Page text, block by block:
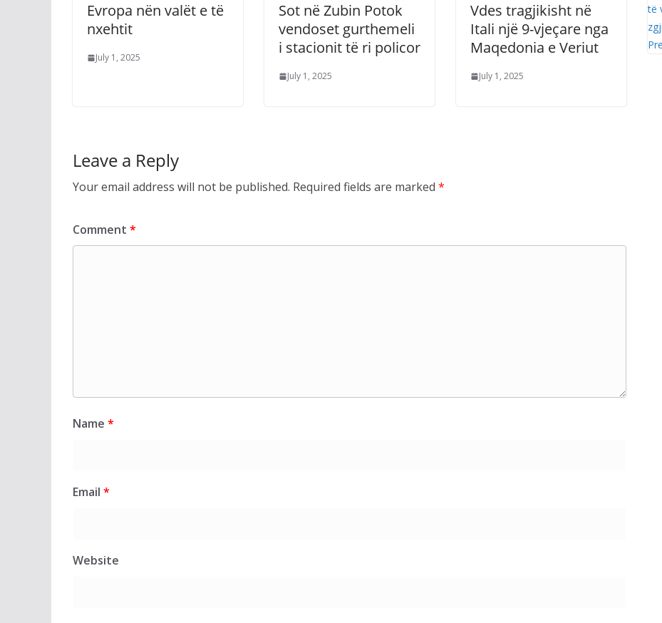
Evropa nën valët e të
nxehtit
July 1, 2025
Sot në Zubin Potok
vendoset gurthemeli
i stacionit të ri policor
July 1, 2025
Vdes tragjikisht në
Itali një 9-vjeçare nga
Maqedonia e Veriut
July 1, 2025
Leave a Reply
Your email address will not be published. Required fields are marked *
Comment *
Name *
Email *
Website